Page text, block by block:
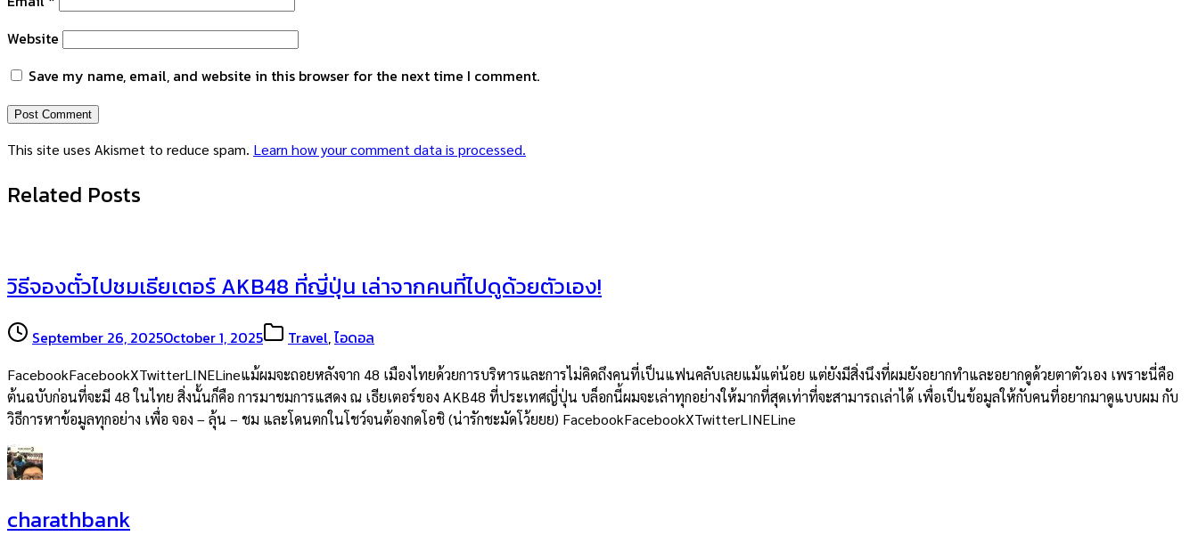
Website
Save my name, email, and website in this browser for the next time I comment.
This site uses Akismet to reduce spam. Learn how your comment data is processed.
Related Posts
วิธีจองตั๋วไปชมเธียเตอร์ AKB48 ที่ญี่ปุ่น เล่าจากคนที่ไปดูด้วยตัวเอง!
September 26, 2025October 1, 2025 Travel,ไอดอล
FacebookFacebookXTwitterLINELineแม้ผมจะถอยหลังจาก 48 เมืองไทยด้วยการบริหารและการไม่คิดถึงคนที่เป็นแฟนคลับเลยแม้แต่น้อย แต่ยังมีสิ่งนึงที่ผมยังอยากทำและอยากดูด้วยตาตัวเอง เพราะนี่คือ
ต้นฉบับก่อนที่จะมี 48 ในไทย สิ่งนั้นก็คือ การมาชมการแสดง ณ เธียเตอร์ของ AKB48 ที่ประเทศญี่ปุ่น บล็อกนี้ผมจะเล่าทุกอย่างให้มากที่สุดเท่าที่จะสามารถเล่าได้ เพื่อเป็นข้อมูลให้กับคนที่อยากมาดูแบบผม กับ
วิธีการหาข้อมูลทุกอย่าง เพื่อ จอง – ลุ้น – ชม และโดนตกในโชว์จนต้องกดโอชิ (น่ารักชะมัดโว้ยยย) FacebookFacebookXTwitterLINELine
charathbank